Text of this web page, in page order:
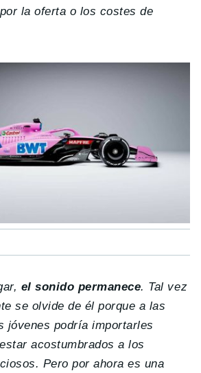
la oferta o los costes de
el sonido permanece. Tal vez
se olvide de él porque a las
jóvenes podría importarles
acostumbrados a los
Pero por ahora es una